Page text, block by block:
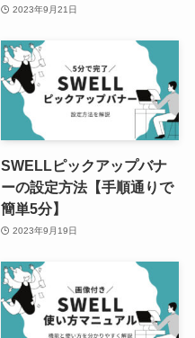
2023年9月21日
SWELLピックアップバナ
ーの設定方法【手順通りで
簡単5分】
2023年9月19日